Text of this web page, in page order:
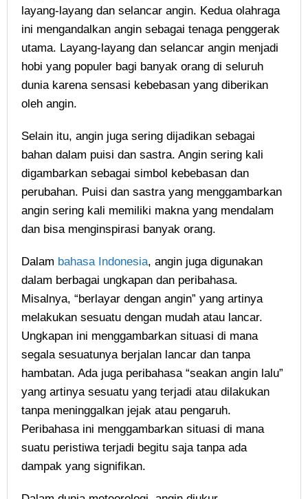
layang-layang dan selancar angin. Kedua olahraga
ini mengandalkan angin sebagai tenaga penggerak
utama. Layang-layang dan selancar angin menjadi
hobi yang populer bagi banyak orang di seluruh
dunia karena sensasi kebebasan yang diberikan
oleh angin.
Selain itu, angin juga sering dijadikan sebagai
bahan dalam puisi dan sastra. Angin sering kali
digambarkan sebagai simbol kebebasan dan
perubahan. Puisi dan sastra yang menggambarkan
angin sering kali memiliki makna yang mendalam
dan bisa menginspirasi banyak orang.
Dalam bahasa Indonesia, angin juga digunakan
dalam berbagai ungkapan dan peribahasa.
Misalnya, “berlayar dengan angin” yang artinya
melakukan sesuatu dengan mudah atau lancar.
Ungkapan ini menggambarkan situasi di mana
segala sesuatunya berjalan lancar dan tanpa
hambatan. Ada juga peribahasa “seakan angin lalu”
yang artinya sesuatu yang terjadi atau dilakukan
tanpa meninggalkan jejak atau pengaruh.
Peribahasa ini menggambarkan situasi di mana
suatu peristiwa terjadi begitu saja tanpa ada
dampak yang signifikan.